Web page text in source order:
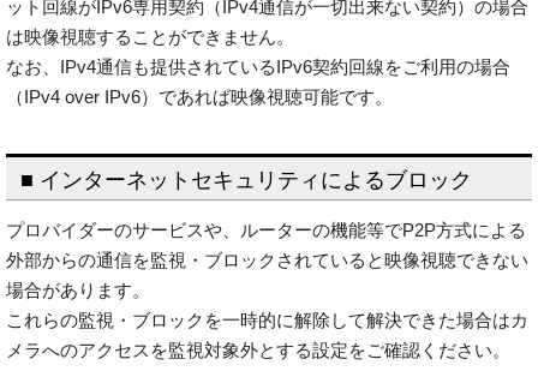
ット回線がIPv6専用契約（IPv4通信が一切出来ない契約）の場合
は映像視聴することができません。
なお、IPv4通信も提供されているIPv6契約回線をご利用の場合
（IPv4 over IPv6）であれば映像視聴可能です。
■ インターネットセキュリティによるブロック
プロバイダーのサービスや、ルーターの機能等でP2P方式による
外部からの通信を監視・ブロックされていると映像視聴できない
場合があります。
これらの監視・ブロックを一時的に解除して解決できた場合はカ
メラへのアクセスを監視対象外とする設定をご確認ください。